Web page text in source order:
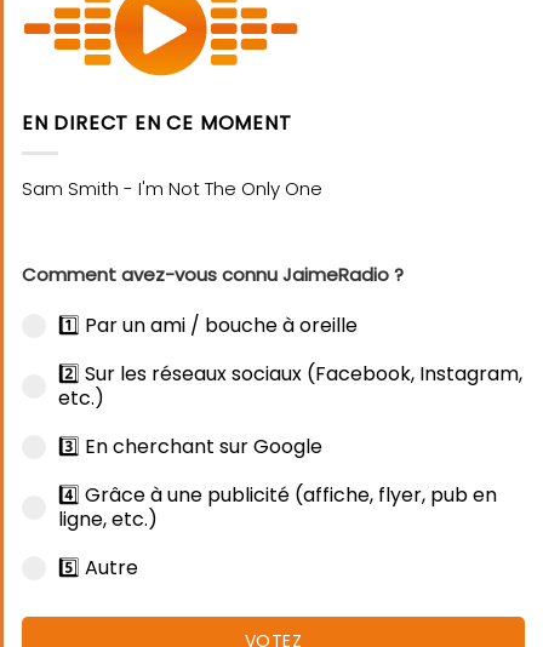
EN DIRECT EN CE MOMENT
Comment avez-vous connu JaimeRadio ?
1️⃣ Par un ami / bouche à oreille
2️⃣ Sur les réseaux sociaux (Facebook, Instagram,
etc.)
3️⃣ En cherchant sur Google
4️⃣ Grâce à une publicité (affiche, flyer, pub en
ligne, etc.)
5️⃣ Autre
VOTEZ